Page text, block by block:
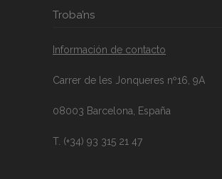
Troba’ns
Información de contacto
Carrer de les Jonqueres nº16, 9A
08003 Barcelona, España
T. (+34) 93 315 21 47